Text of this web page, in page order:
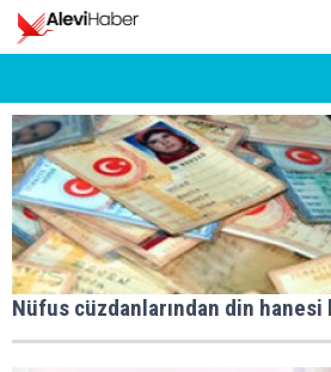
Nüfus cüzdanlarından din hanesi